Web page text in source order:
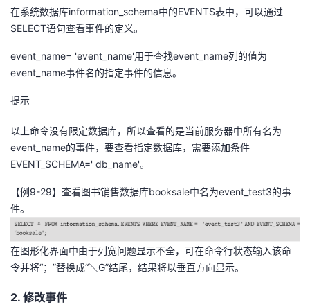
在系统数据库information_schema中的EVENTS表中，可以通过
SELECT语句查看事件的定义。
event_name= 'event_name'用于查找event_name列的值为
event_name事件名的指定事件的信息。
提示
以上命令没有限定数据库，所以查看的是当前服务器中所有名为
event_name的事件，要查看指定数据库，需要添加条件
EVENT_SCHEMA=' db_name'。
【例9-29】查看图书销售数据库booksale中名为event_test3的事
件。
在图形化界面中由于列宽问题显示不全，可在命令行状态输入该命
令并将“；”替换成“＼G”结尾，结果将以垂直方向显示。
2. 修改事件